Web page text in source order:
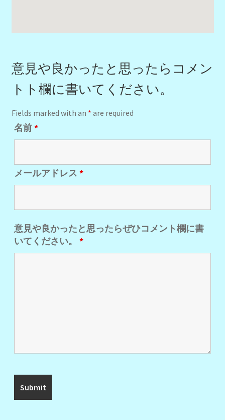
意見や良かったと思ったらコメン
トト欄に書いてください。
Fields marked with an * are required
名前*
メールアドレス *
意見や良かったと思ったらぜひコメント欄に書
いてください。 *